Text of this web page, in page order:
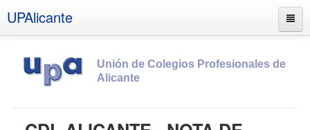
UPAlicante
Unión de Colegios Profesionales de
Alicante